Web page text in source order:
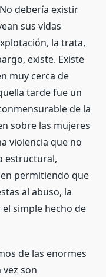
debería existir
sus vidas
la trata,
existe. Existe
muy cerca de
tarde fue un
de la
sobre las mujeres
violencia que no
estructural,
permitiendo que
al abuso, la
simple hecho de
de las enormes
son